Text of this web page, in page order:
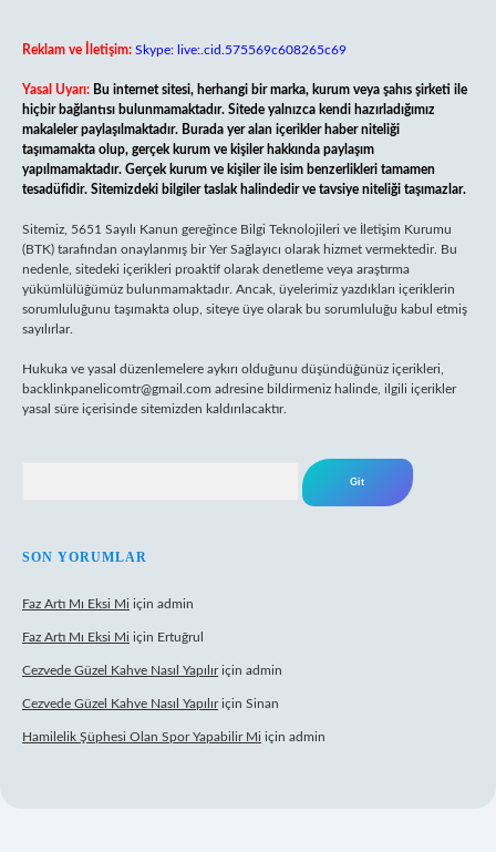
Reklam ve İletişim: Skype: live:.cid.575569c608265c69
Yasal Uyarı: Bu internet sitesi, herhangi bir marka, kurum veya şahıs şirketi ile
hiçbir bağlantısı bulunmamaktadır. Sitede yalnızca kendi hazırladığımız
makaleler paylaşılmaktadır. Burada yer alan içerikler haber niteliği
taşımamakta olup, gerçek kurum ve kişiler hakkında paylaşım
yapılmamaktadır. Gerçek kurum ve kişiler ile isim benzerlikleri tamamen
tesadüfidir. Sitemizdeki bilgiler taslak halindedir ve tavsiye niteliği taşımazlar.
Sitemiz, 5651 Sayılı Kanun gereğince Bilgi Teknolojileri ve İletişim Kurumu
(BTK) tarafından onaylanmış bir Yer Sağlayıcı olarak hizmet vermektedir. Bu
nedenle, sitedeki içerikleri proaktif olarak denetleme veya araştırma
yükümlülüğümüz bulunmamaktadır. Ancak, üyelerimiz yazdıkları içeriklerin
sorumluluğunu taşımakta olup, siteye üye olarak bu sorumluluğu kabul etmiş
sayılırlar.
Hukuka ve yasal düzenlemelere aykırı olduğunu düşündüğünüz içerikleri,
backlinkpanelicomtr@gmail.com adresine bildirmeniz halinde, ilgili içerikler
yasal süre içerisinde sitemizden kaldırılacaktır.
SON YORUMLAR
Faz Artı Mı Eksi Mi için admin
Faz Artı Mı Eksi Mi için Ertuğrul
Cezvede Güzel Kahve Nasıl Yapılıriçin admin
Cezvede Güzel Kahve Nasıl Yapılıriçin Sinan
Hamilelik Şüphesi Olan Spor Yapabilir Mi için admin